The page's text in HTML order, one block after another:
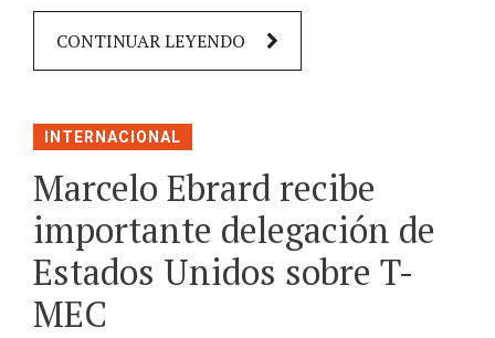
CONTINUAR LEYENDO
INTERNACIONAL
Marcelo Ebrard recibe
importante delegación de
Estados Unidos sobre T-
MEC